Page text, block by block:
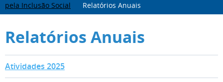
pela Inclusão Social
Relatórios Anuais
Relatórios Anuais
Atividades 2025
Atividades 2025